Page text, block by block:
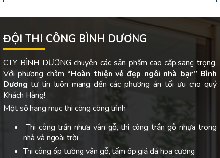
ĐỘI THI CÔNG BÌNH DƯƠNG
CTY BÌNH DƯƠNG chuyên các sản phẩm cao cấp,sang trọng.
Với phương châm “Hoàn thiện vẻ đẹp ngôi nhà bạn” Bình
Dươngtự tin luôn mang đến các phương án tối ưu cho quý
Khách Hàng!
Một số hạng mục thi công công trình
Thi công trần nhựa vân gỗ, thi công trần gỗ nhựa trong
nhà và ngoài trời
Thi công ốp tường vân gỗ, tấm ốp giả đá hoa cương